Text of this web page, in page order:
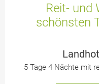
Reit- und
schönsten
5 Tage 4 Nächte mit